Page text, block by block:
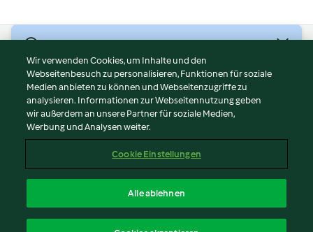
Nutzungsbedingungen
Datenschutzrichtlinien
Disclaimer
Impressum
Inhalt melden
Erklärung zur Barrierefreiheit
Wir verwenden Cookies, um Inhalte und den
Webseitenbesuch zu personalisieren, Funktionen für soziale
Medien anbieten zu können und Webseitenzugriffe zu
analysieren. Informationen zur Webseitennutzung geben
wir außerdem an unsere Partner für soziale Medien,
Werbung und Analysen weiter.
Cookie Einstellungen
Alle ablehnen